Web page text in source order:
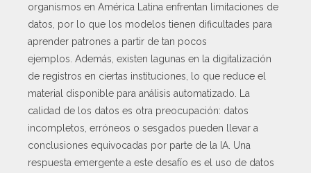
organismos en América Latina enfrentan limitaciones de
datos, por lo que los modelos tienen dificultades para
aprender patrones a partir de tan pocos
ejemplos. Además, existen lagunas en la digitalización
de registros en ciertas instituciones, lo que reduce el
material disponible para análisis automatizado. La
calidad de los datos es otra preocupación: datos
incompletos, erróneos o sesgados pueden llevar a
conclusiones equivocadas por parte de la IA. Una
respuesta emergente a este desafío es el uso de datos